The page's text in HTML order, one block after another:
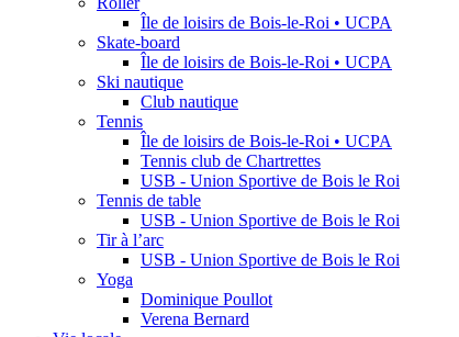
Île de loisirs de Bois-le-Roi • UCPA
Skate-board
Île de loisirs de Bois-le-Roi • UCPA
Ski nautique
Club nautique
Tennis
Île de loisirs de Bois-le-Roi • UCPA
Tennis club de Chartrettes
USB - Union Sportive de Bois le Roi
Tennis de table
USB - Union Sportive de Bois le Roi
Tir à l’arc
USB - Union Sportive de Bois le Roi
Yoga
Dominique Poullot
Verena Bernard